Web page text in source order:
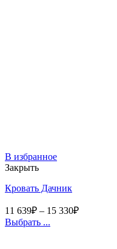
В избранное
Закрыть
Кровать Дачник
11 639₽ – 15 330₽
Выбрать ...